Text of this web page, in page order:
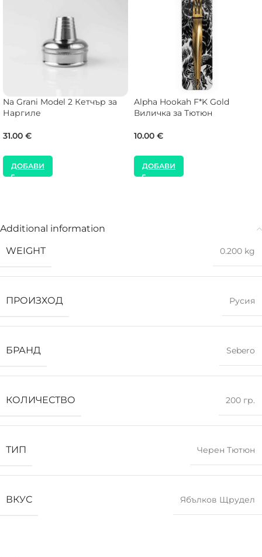
Na Grani Model 2 Кетчър за
Наргиле
31.00 €
ДОБАВИ
Alpha Hookah F*K Gold
Виличка за Тютюн
10.00 €
ДОБАВИ
Additional information
WEIGHT
0.200 kg
ПРОИЗХОД Русия
БРАНД Sebero
КОЛИЧЕСТВО 200 гр.
ТИП Черен Тютюн
ВКУС Ябълков Щрудел